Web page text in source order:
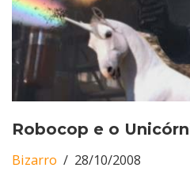
Robocop e o
Bizarro 28/10/2008